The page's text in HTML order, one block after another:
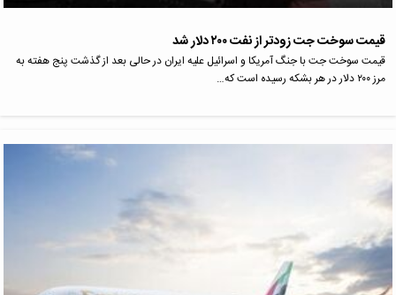
قیمت سوخت جت زودتر از نفت ۲۰۰ دلار شد
قیمت سوخت جت با جنگ آمریکا و اسرائیل علیه ایران در حالی بعد از گذشت پنج هفته به
مرز ۲۰۰ دلار در هر بشکه رسیده است که…